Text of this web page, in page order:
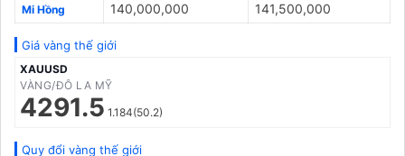
Mi Hồng 140,000,000 141,500,000
Giá vàng thế giới
XAUUSD
VÀNG/ĐÔ LA MỸ
4291.5 1.184(50.2)
Quy đổi vàng thế giới